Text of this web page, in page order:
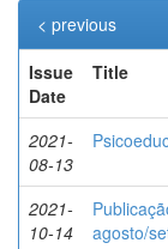
< previous
Issue
Date
Title
2021-
08-13
2021-
10-14
agosto/